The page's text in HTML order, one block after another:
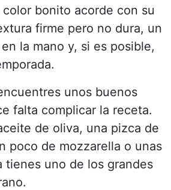
bonito acorde con su
firme pero no dura, un
la mano y, si es posible,
unos buenos
falta complicar la receta.
de oliva, una pizca de
poco de mozzarella o unas
tienes uno de los grandes